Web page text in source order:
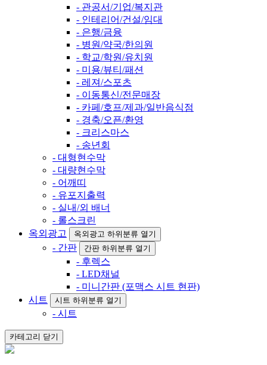
- 관공서/기업/복지관
- 인테리어/건설/임대
- 은행/금융
- 병원/약국/한의원
- 학교/학원/유치원
- 미용/뷰티/패션
- 레져/스포츠
- 이동통신/전문매장
- 카페/호프/제과/일반음식점
- 경축/오픈/환영
- 크리스마스
- 송년회
- 대형현수막
- 대량현수막
- 어깨띠
- 유포지출력
- 실내/외 배너
- 롤스크린
옥외광고
옥외광고 하위분류 열기
- 간판 간판 하위분류 열기
- 후렉스
- LED채널
- 미니간판 (포맥스 시트 현판)
시트
시트 하위분류 열기
- 시트
카테고리 닫기